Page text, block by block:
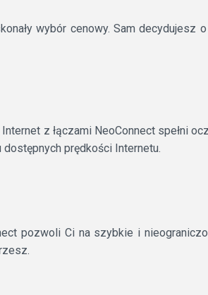
wybór cenowy. Sam decydujesz
z łączami NeoConnect spełni
prędkości Internetu.
pozwoli Ci na szybkie i